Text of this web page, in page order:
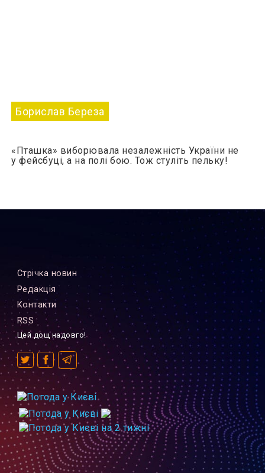
Борислав Береза
«Пташка» виборювала незалежність України не
у фейсбуці, а на полі бою. Тож стуліть пельку!
Стрiчка новин
Редакцiя
Контакти
RSS
Цей дощ надовго!